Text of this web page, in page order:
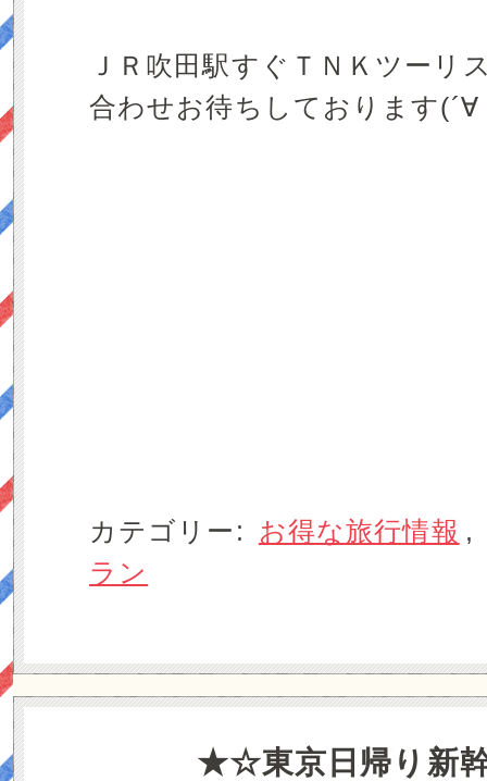
ＪＲ吹田駅すぐＴＮＫツーリ
合わせお待ちしております
カテゴリー: お得な旅行情報 ,
ラン
★☆東京日帰り新